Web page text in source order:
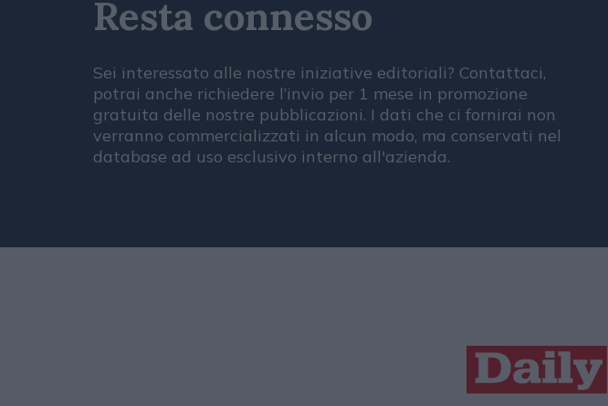
Resta connesso
Sei interessato alle nostre iniziative editoriali? Contattaci,
potrai anche richiedere l’invio per 1 mese in promozione
gratuita delle nostre pubblicazioni. I dati che ci fornirai non
verranno commercializzati in alcun modo, ma conservati nel
database ad uso esclusivo interno all'azienda.